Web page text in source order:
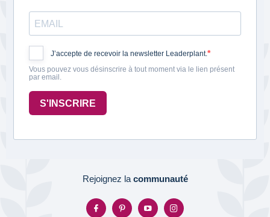
J’accepte de recevoir la newsletter Leaderplant.
Vous pouvez vous désinscrire à tout moment via le lien présent
par email.
S'INSCRIRE
Rejoignez la communauté